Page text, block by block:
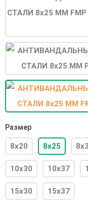
Размер
8x20 8x25
10x30 10x37
15x30 15x37